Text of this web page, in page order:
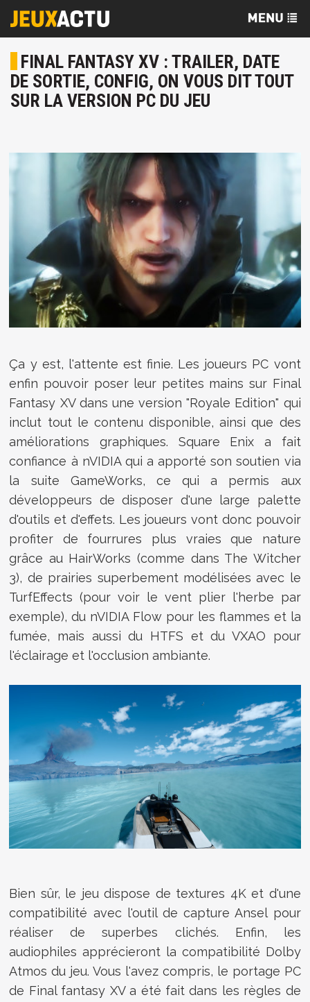
FINAL FANTASY XV : TRAILER, DATE
DE SORTIE, CONFIG, ON VOUS DIT TOUT
SUR LA VERSION PC DU JEU
Ça y est, l'attente est finie. Les joueurs PC vont
enfin pouvoir poser leur petites mains sur Final
Fantasy XV dans une version "Royale Edition" qui
inclut tout le contenu disponible, ainsi que des
améliorations graphiques. Square Enix a fait
confiance à nVIDIA qui a apporté son soutien via
la suite GameWorks, ce qui a permis aux
développeurs de disposer d'une large palette
d'outils et d'effets. Les joueurs vont donc pouvoir
profiter de fourrures plus vraies que nature
grâce au HairWorks (comme dans The Witcher
3), de prairies superbement modélisées avec le
TurfEffects (pour voir le vent plier l'herbe par
exemple), du nVIDIA Flow pour les flammes et la
fumée, mais aussi du HTFS et du VXAO pour
l'éclairage et l'occlusion ambiante.
Bien sûr, le jeu dispose de textures 4K et d'une
compatibilité avec l'outil de capture Ansel pour
réaliser de superbes clichés. Enfin, les
audiophiles apprécieront la compatibilité Dolby
Atmos du jeu. Vous l'avez compris, le portage PC
de Final fantasy XV a été fait dans les règles de